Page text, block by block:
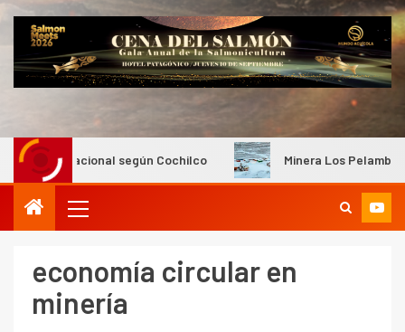
según Cochilco Minera Los Pelambres
economía circular en
minería